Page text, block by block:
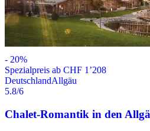
- 20%
Spezialpreis ab CHF 1’208
DeutschlandAllgäu
5.8/6
Chalet-Romantik in den